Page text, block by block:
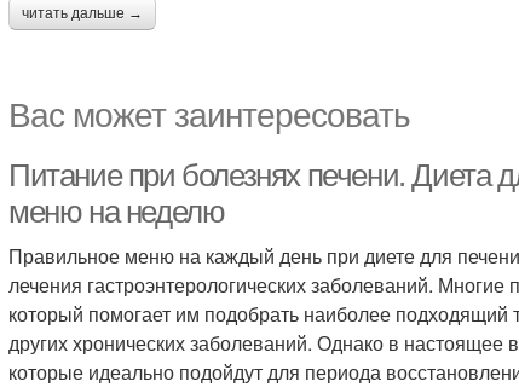
читать дальше →
Вас может заинтересовать
Питание при болезнях печени. Диета
меню на неделю
Правильное меню на каждый день при диете для
лечения гастроэнтерологических заболеваний.
который помогает им подобрать наиболее подходящий
других хронических заболеваний. Однако в
которые идеально подойдут для периода